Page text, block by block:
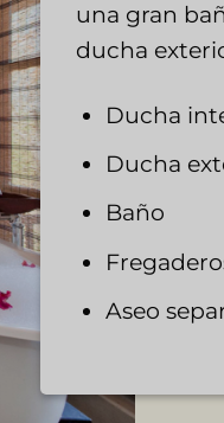
una gran
ducha
Ducha
Ducha
Baño
Aseo